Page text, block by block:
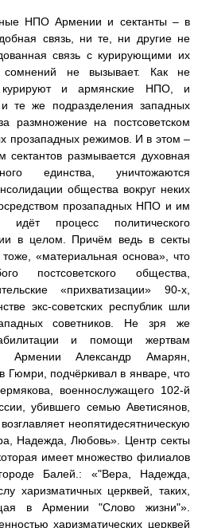
НПО Армении и сектанты – в
связь, ни те, ни другие не
связь с курирующими их
сомнений не вызывает. Как не
курируют и армянские НПО, и
те же подразделения западных
размножение на постсоветском
прозападных режимов. И в этом –
сектантов размывается духовная
единства, уничтожаются
общества вокруг неких
прозападных НПО и им
процесс политического
в целом. Причём ведь в секты
«материальная основа», что
постсоветского общества,
«прихватизации» 90-х,
экс-советских республик шли
советников. Не зря же
и помощи жертвам
Армении Александр Амарян,
Гюмри, подчёркивал в январе, что
военнослужащего 102-й
убившего семью Аветисянов,
неопятидесятническую
Надежда, Любовь». Центр секты
имеет множество филиалов
Балей.: «"Вера, Надежда,
харизматичных церквей, таких,
в Армении "Слово жизни"».
харизматических церквей